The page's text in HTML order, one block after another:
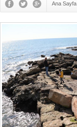
Ana Sayfa